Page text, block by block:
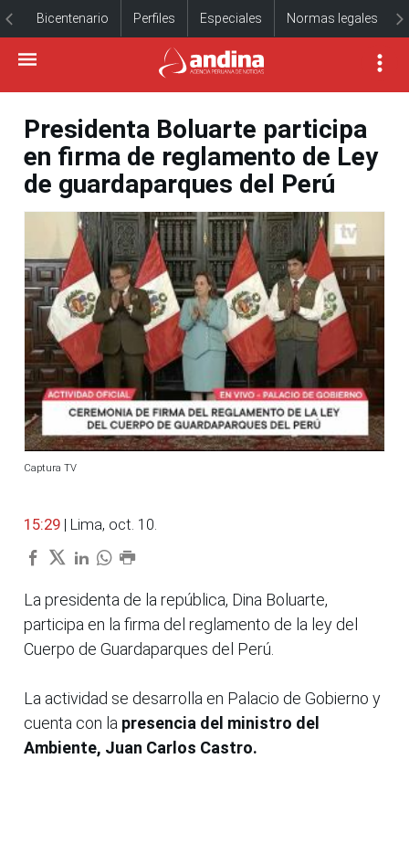
Bicentenario Perfiles Especiales Normas legales
Presidenta Boluarte participa
en firma de reglamento de Ley
de guardaparques del Perú
Captura TV
15:29 | Lima, oct. 10.
La presidenta de la república, Dina Boluarte,
participa en la firma del reglamento de la ley del
Cuerpo de Guardaparques del Perú.
La actividad se desarrolla en Palacio de Gobierno y
cuenta con la presencia del ministro del
Ambiente, Juan Carlos Castro.